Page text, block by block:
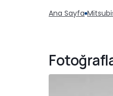
Ana Sayfa